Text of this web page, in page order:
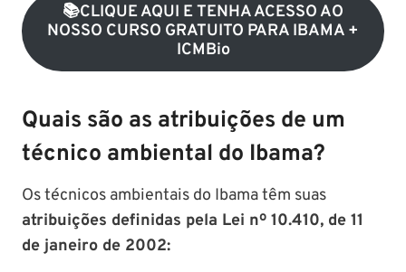
📚cLIQUE AQUI E TENHA ACESSO AO
NOSSO CURSO GRATUITO PARA IBAMA +
ICMBio
Quais são as atribuições de um
técnico ambiental do Ibama?
Os técnicos ambientais do Ibama têm suas
atribuições definidas pela Lei nº 10.410, de 11
de janeiro de 2002: